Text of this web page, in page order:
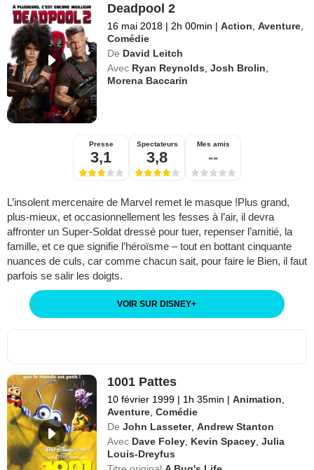
Deadpool 2
16 mai 2018 | 2h 00min | Action ,Aventure
Comédie
De David Leitch
Avec Ryan Reynolds ,Josh Brolin
Morena Baccarin
Presse
3,1
Spectateurs
3,8
Mes amis
--
L’insolent mercenaire de Marvel remet le masque !Plus grand,
plus-mieux, et occasionnellement les fesses à l’air, il devra
affronter un Super-Soldat dressé pour tuer, repenser l’amitié, la
famille, et ce que signifie l’héroïsme – tout en bottant cinquante
nuances de culs, car comme chacun sait, pour faire le Bien, il faut
parfois se salir les doigts.
VOIR SUR DISNEY+
1001 Pattes
10 février 1999 | 1h 35min | Animation
Aventure ,Comédie
De John Lasseter,Andrew Stanton
Avec Dave Foley Kevin Spacey ,Julia
Louis-Dreyfus